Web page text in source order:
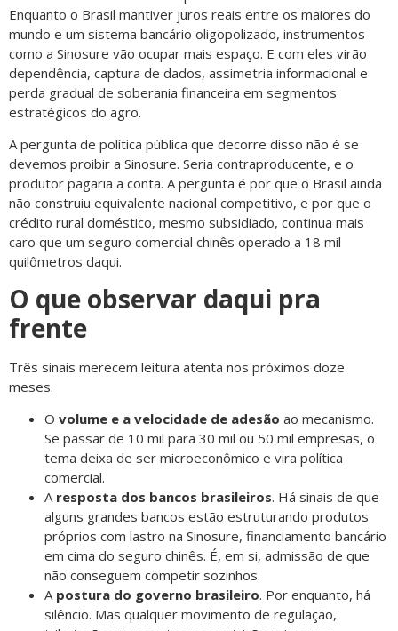
Enquanto o Brasil mantiver juros reais entre os maiores do
mundo e um sistema bancário oligopolizado, instrumentos
como a Sinosure vão ocupar mais espaço. E com eles virão
dependência, captura de dados, assimetria informacional e
perda gradual de soberania financeira em segmentos
estratégicos do agro.
A pergunta de política pública que decorre disso não é se
devemos proibir a Sinosure. Seria contraproducente, e o
produtor pagaria a conta. A pergunta é por que o Brasil ainda
não construiu equivalente nacional competitivo, e por que o
crédito rural doméstico, mesmo subsidiado, continua mais
caro que um seguro comercial chinês operado a 18 mil
quilômetros daqui.
O que observar daqui pra
frente
Três sinais merecem leitura atenta nos próximos doze
meses.
O volume e a velocidade de adesão ao mecanismo.
Se passar de 10 mil para 30 mil ou 50 mil empresas, o
tema deixa de ser microeconômico e vira política
comercial.
A resposta dos bancos brasileiros. Há sinais de que
alguns grandes bancos estão estruturando produtos
próprios com lastro na Sinosure, financiamento bancário
em cima do seguro chinês. É, em si, admissão de que
não conseguem competir sozinhos.
A postura do governo brasileiro. Por enquanto, há
silêncio. Mas qualquer movimento de regulação,